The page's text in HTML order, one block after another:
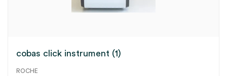
cobas click instrument (1)
ROCHE